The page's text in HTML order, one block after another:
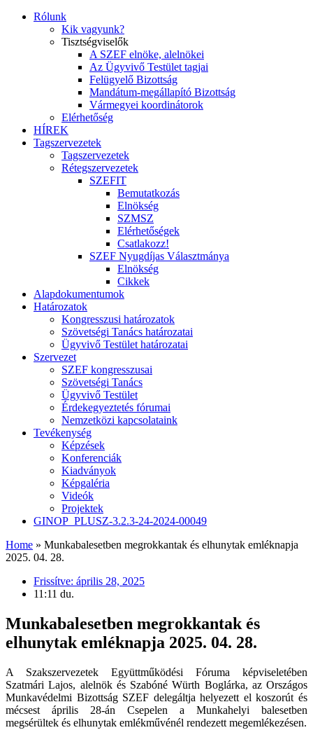
Rólunk
Kik vagyunk?
Tisztségviselők
A SZEF elnöke, alelnökei
Az Ügyvivő Testület tagjai
Felügyelő Bizottság
Mandátum-megállapító Bizottság
Vármegyei koordinátorok
Elérhetőség
HÍREK
Tagszervezetek
Tagszervezetek
Rétegszervezetek
SZEFIT
Bemutatkozás
Elnökség
SZMSZ
Elérhetőségek
Csatlakozz!
SZEF Nyugdíjas Választmánya
Elnökség
Cikkek
Alapdokumentumok
Határozatok
Kongresszusi határozatok
Szövetségi Tanács határozatai
Ügyvivő Testület határozatai
Szervezet
SZEF kongresszusai
Szövetségi Tanács
Ügyvivő Testület
Érdekegyeztetés fórumai
Nemzetközi kapcsolataink
Tevékenység
Képzések
Konferenciák
Kiadványok
Képgaléria
Videók
Projektek
GINOP_PLUSZ-3.2.3-24-2024-00049
Home » Munkabalesetben megrokkantak és elhunytak emléknapja
2025. 04. 28.
Frissítve: április 28, 2025
11:11 du.
Munkabalesetben megrokkantak és
elhunytak emléknapja 2025. 04. 28.
A Szakszervezetek Együttműködési Fóruma képviseletében
Szatmári Lajos, alelnök és Szabóné Würth Boglárka, az Országos
Munkavédelmi Bizottság SZEF delegáltja helyezett el koszorút és
mécsest április 28-án Csepelen a Munkahelyi balesetben
megsérültek és elhunytak emlékművénél rendezett megemlékezésen.